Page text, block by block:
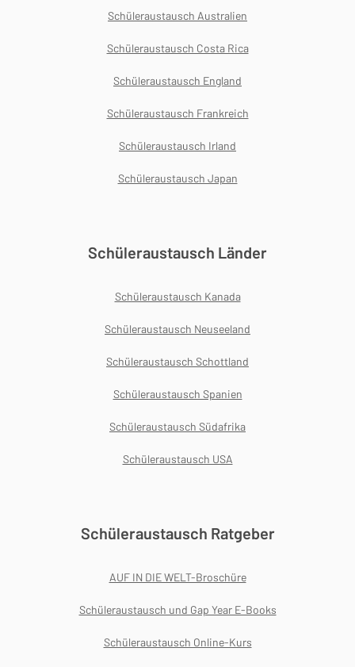
Schüleraustausch Australien
Schüleraustausch Costa Rica
Schüleraustausch England
Schüleraustausch Frankreich
Schüleraustausch Irland
Schüleraustausch Japan
Schüleraustausch Länder
Schüleraustausch Kanada
Schüleraustausch Neuseeland
Schüleraustausch Schottland
Schüleraustausch Spanien
Schüleraustausch Südafrika
Schüleraustausch USA
Schüleraustausch Ratgeber
AUF IN DIE WELT-Broschüre
Schüleraustausch und Gap Year E-Books
Schüleraustausch Online-Kurs